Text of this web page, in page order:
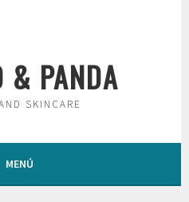
& PANDA
SKINCARE
MENÚ